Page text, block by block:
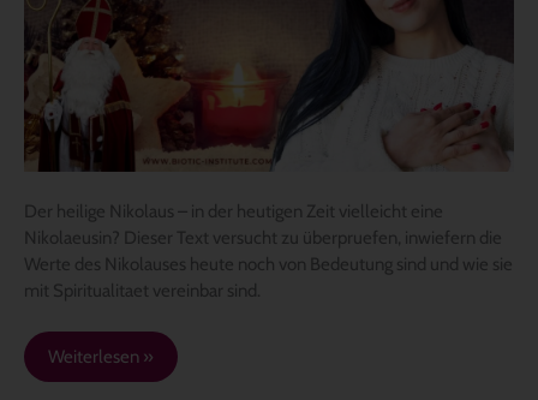
Der heilige Nikolaus – in der heutigen Zeit vielleicht eine
Nikolaeusin? Dieser Text versucht zu überpruefen, inwiefern die
Werte des Nikolauses heute noch von Bedeutung sind und wie sie
mit Spiritualitaet vereinbar sind.
Nikolaus
Weiterlesen »